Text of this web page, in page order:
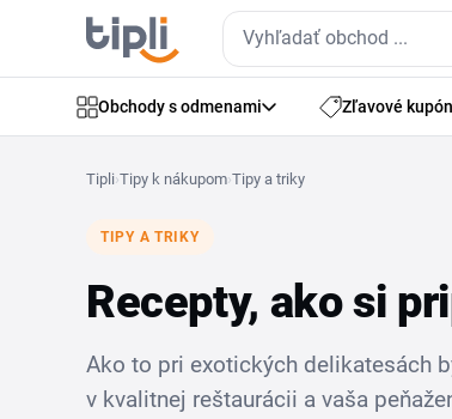
Obchody s odmenami Zľavové
Tipli›Tipy k nákupom›Tipy a triky
TIPY A TRIKY
Recepty, ako si
Ako to pri exotických delikatesách
v kvalitnej reštaurácii a vaša